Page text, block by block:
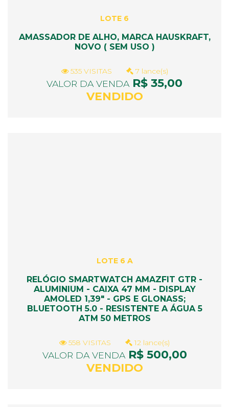
LOTE 6
AMASSADOR DE ALHO, MARCA HAUSKRAFT,
NOVO ( SEM USO )
535 VISITAS 7 lance(s)
VALOR DA VENDAR$ 35,00
VENDIDO
LOTE 6 A
RELÓGIO SMARTWATCH AMAZFIT GTR -
ALUMINIUM - CAIXA 47 MM - DISPLAY
AMOLED 1,39" - GPS E GLONASS;
BLUETOOTH 5.0 - RESISTENTE A ÁGUA 5
ATM 50 METROS
558 VISITAS 12 lance(s)
VALOR DA VENDAR$ 500,00
VENDIDO